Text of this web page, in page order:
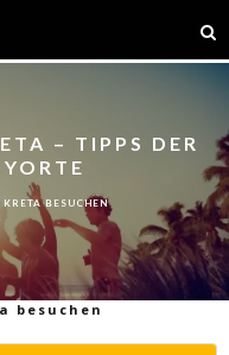
– TIPPS DER
KRETA BESUCHEN
besuchen